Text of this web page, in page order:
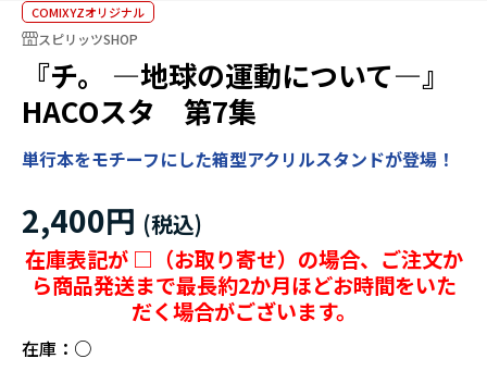
COMIXYZオリジナル
スピリッツSHOP
『チ。 ―地球の運動について―』
HACOスタ 第7集
単行本をモチーフにした箱型アクリルスタンドが登場！
2,400円
在庫表記が □（お取り寄せ）の場合、ご注文か
ら商品発送まで最長約2か月ほどお時間をいた
だく場合がございます。
在庫： ○